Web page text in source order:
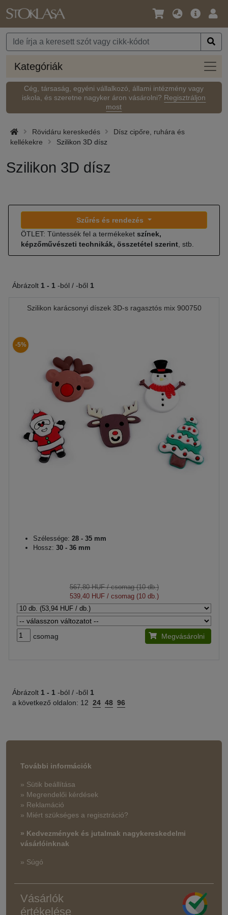
Nyelv
Pénznem
Fő
Kategóriák
Cég, társaság, egyéni vállalkozó, állami intézmény vagy
iskola, és szeretne nagyker áron vásárolni? Regisztráljon
most
Rövidáru kereskedés
Dísz cipőre, ruhára és
kellékekre
Szilikon 3D dísz
Szilikon 3D dísz
Szűrés és rendezés
ÖTLET: Tüntessék fel a termékeket színek,
képzőművészeti technikák, összetétel szerint , stb.
Ábrázolt 1 - 1 -ból / -ből 1
Szilikon karácsonyi díszek 3D-s ragasztós mix 900750
-5%
Szélessége: 28 - 35 mm
Hossz: 30 - 36 mm
567,80 HUF/ csomag (10 db.)
539,40 HUF/ csomag (10 db.)
csomag Megvásárolni
Ábrázolt 1 - 1 -ból / -ből 1
a következő oldalon: 12 24 48 96
További információk
» Sütik beállítása
» Megrendelői kérdések
» Reklamáció
» Miért szükséges a regisztráció?
» Kedvezmények és jutalmak nagykereskedelmi
vásárlóinknak
» Súgó
Vásárlók
értékelése